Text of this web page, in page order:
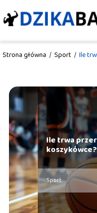
Strona główna / Sport / Ile
Ile trwa
koszykówce?
Sport